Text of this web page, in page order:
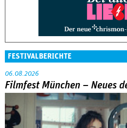
FESTIVALBERICHTE
06.08.2026
Filmfest München – Neues